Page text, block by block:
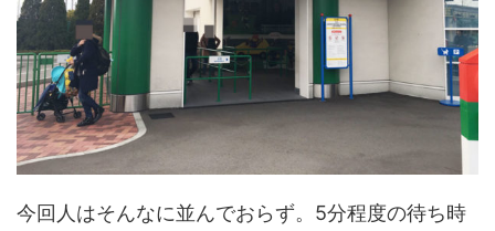
今回人はそんなに並んでおらず。5分程度の待ち時